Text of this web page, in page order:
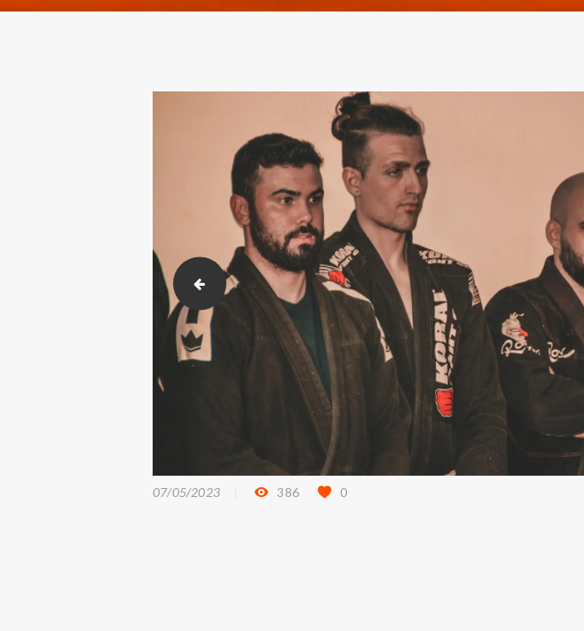
DSC_9047
07/05/2023 386 0